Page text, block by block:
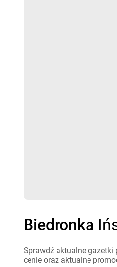
Biedronka
Sprawdź aktualne gazetki
cenie oraz aktualne